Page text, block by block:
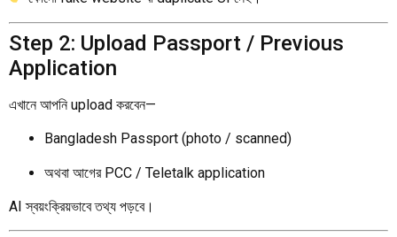
Step 2: Upload Passport / Previous
Application
এখানে আপনি upload করবেন—
Bangladesh Passport (photo / scanned)
অথবা আগের PCC / Teletalk application
AI স্বয়ংক্রিয়ভাবে তথ্য পড়বে।